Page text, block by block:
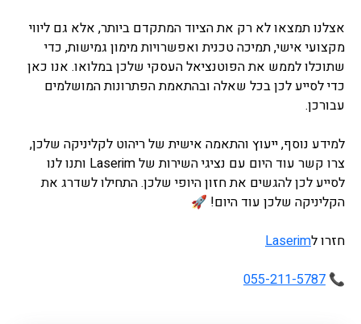
אצלנו תמצאו לא רק את הציוד המתקדם ביותר, אלא גם ליווי
מקצועי אישי, תמיכה טכנית ואפשרויות מימון גמישות, כדי
שתוכלו לממש את הפוטנציאל העסקי שלכן במלואו. אנו כאן
כדי לסייע לכן בכל שאלה ובהתאמת הפתרונות המושלמים
עבורכן.
למידע נוסף, ייעוץ והתאמה אישית של ריהוט לקליניקה שלכן,
צרו קשר עוד היום עם נציגי השירות של Laserim ותנו לנו
לסייע לכן להגשים את חזון היופי שלכן. התחילו לשדרג את
הקליניקה שלכן עוד היום! 🚀
חזרו לLaserim
📞
055-211-5787